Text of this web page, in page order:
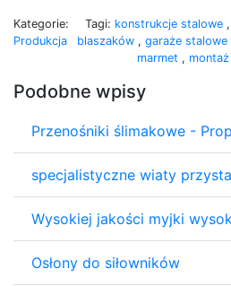
Kategorie:
Produkcja
Tagi: konstrukcje stalowe ,
blaszaków , garaże stalowe
marmet ,
Podobne wpisy
Przenośniki ślimakowe -
specjalistyczne wiaty
Wysokiej jakości myjki
Osłony do siłowników